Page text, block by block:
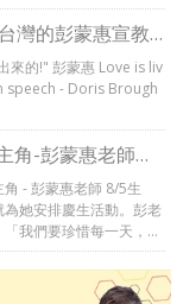
灣的彭蒙惠宣教
來的!" 彭蒙惠 Love is liv
- Doris Brough
角-彭蒙惠老師
角 - 彭蒙惠老師 8/5生
她安排慶生活動。彭老
我們要珍惜每一天，因
」